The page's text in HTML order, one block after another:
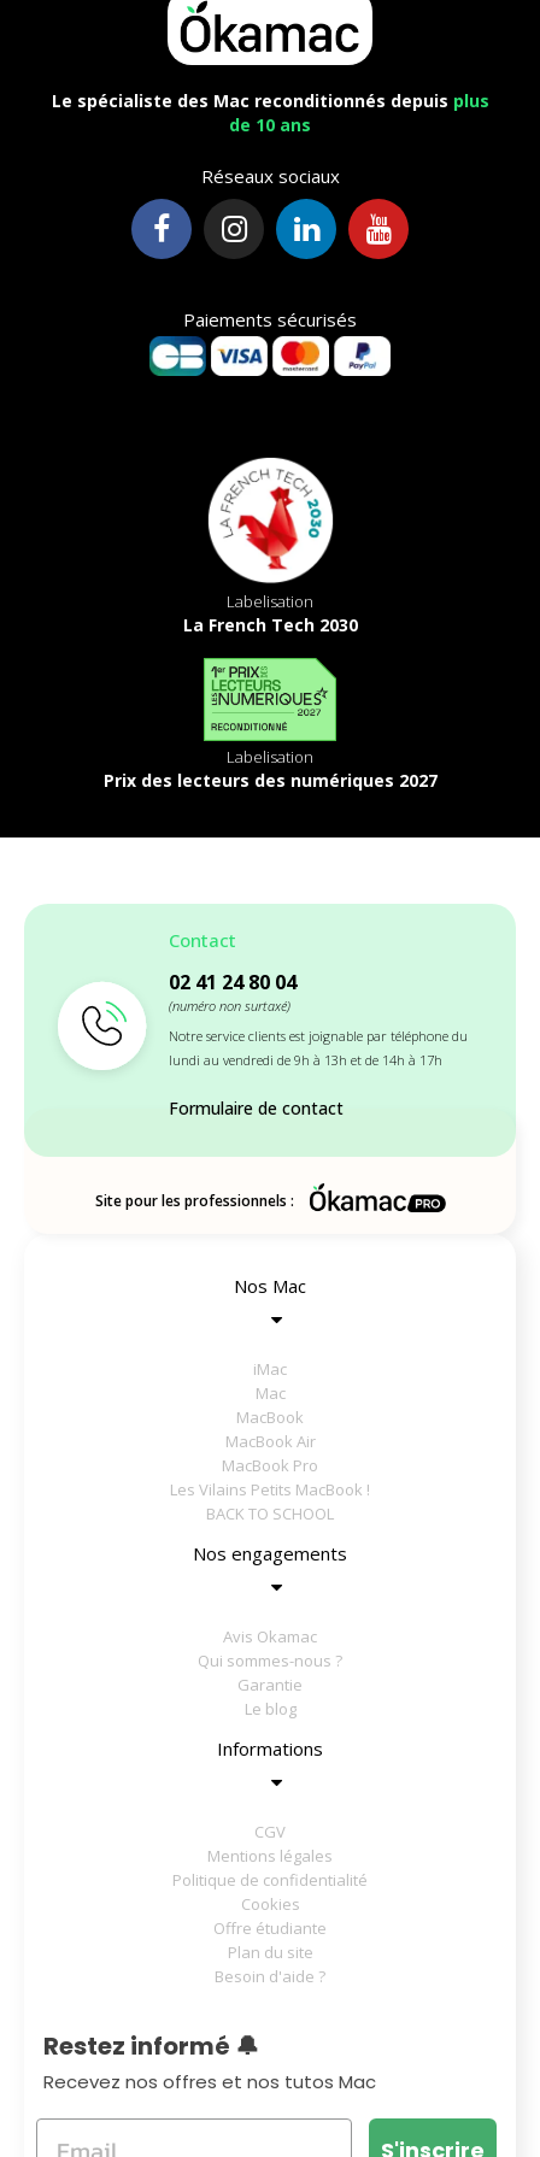
Le spécialiste des Mac reconditionnés depuis plus
de 10 ans
Réseaux sociaux
Paiements sécurisés
Labelisation
La French Tech 2030
Labelisation
Prix des lecteurs des numériques 2027
Contact
02 41 24 80 04
(numéro non surtaxé)
Notre service clients est joignable par téléphone du
lundi au vendredi de 9h à 13h et de 14h à 17h
Formulaire de contact
Site pour les professionnels :
Nos Mac
iMac
Mac
MacBook
MacBook Air
MacBook Pro
Les Vilains Petits MacBook !
BACK TO SCHOOL
Nos engagements
Avis Okamac
Qui sommes-nous ?
Garantie
Le blog
Informations
CGV
Mentions légales
Politique de confidentialité
Cookies
Offre étudiante
Plan du site
Besoin d'aide ?
Restez informé 🔔
Recevez nos offres et nos tutos Mac
S'inscrire